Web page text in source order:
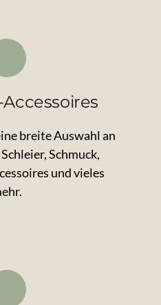
breite Auswahl
Schleier,
und